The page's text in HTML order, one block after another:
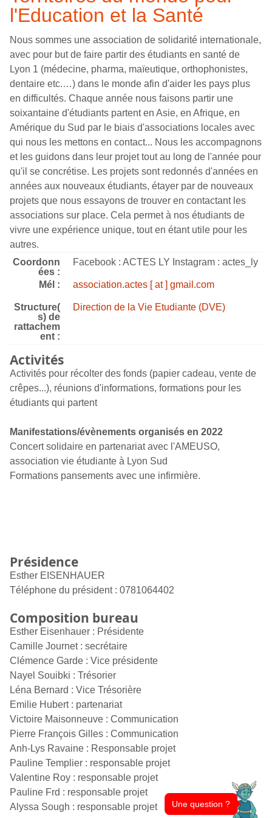
l'Education et la Santé
Nous sommes une association de solidarité internationale,
avec pour but de faire partir des étudiants en santé de
Lyon 1 (médecine, pharma, maïeutique, orthophonistes,
dentaire etc.…) dans le monde afin d'aider les pays plus
en difficultés. Chaque année nous faisons partir une
soixantaine d'étudiants partent en Asie, en Afrique, en
Amérique du Sud par le biais d'associations locales avec
qui nous les mettons en contact... Nous les accompagnons
et les guidons dans leur projet tout au long de l'année pour
qu'il se concrétise. Les projets sont redonnés d'années en
années aux nouveaux étudiants, étayer par de nouveaux
projets que nous essayons de trouver en contactant les
associations sur place. Cela permet à nos étudiants de
vivre une expérience unique, tout en étant utile pour les
autres.
Coordonn
ées :
Facebook : ACTES LY Instagram : actes_ly
Mél : association.actes [ at ] gmail.com
Structure(
s) de
rattachem
ent :
Direction de la Vie Etudiante (DVE)
Activités
Activités pour récolter des fonds (papier cadeau, vente de
crêpes...), réunions d'informations, formations pour les
étudiants qui partent
Manifestations/évènements organisés en 2022
Concert solidaire en partenariat avec l'AMEUSO,
association vie étudiante à Lyon Sud
Formations pansements avec une infirmière.
Présidence
Esther EISENHAUER
Téléphone du président : 0781064402
Composition bureau
Esther Eisenhauer : Présidente
Camille Journet : secrétaire
Clémence Garde : Vice présidente
Nayel Souibki : Trésorier
Léna Bernard : Vice Trésorière
Emilie Hubert : partenariat
Victoire Maisonneuve : Communication
Pierre François Gilles : Communication
Anh-Lys Ravaine : Responsable projet
Pauline Templier : responsable projet
Valentine Roy : responsable projet
Pauline Frd : responsable projet
Alyssa Sough : responsable projet
Une question ?